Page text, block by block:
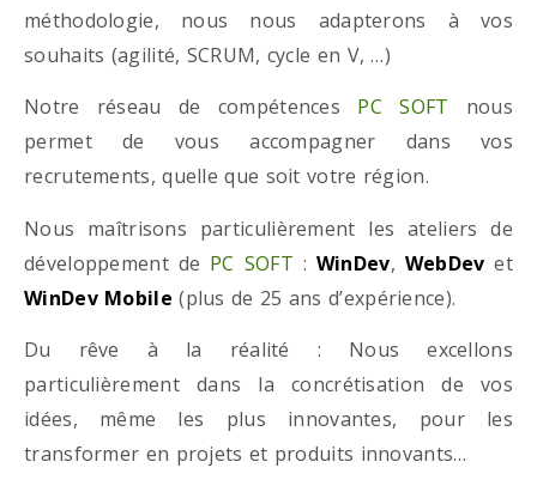
méthodologie, nous nous adapterons à vos
souhaits (agilité, SCRUM, cycle en V, …)
Notre réseau de compétences PC SOFT nous
permet de vous accompagner dans vos
recrutements, quelle que soit votre région.
Nous maîtrisons particulièrement les ateliers de
développement de PC SOFT : WinDev, WebDev et
WinDev Mobile (plus de 25 ans d’expérience).
Du rêve à la réalité : Nous excellons
particulièrement dans la concrétisation de vos
idées, même les plus innovantes, pour les
transformer en projets et produits innovants…